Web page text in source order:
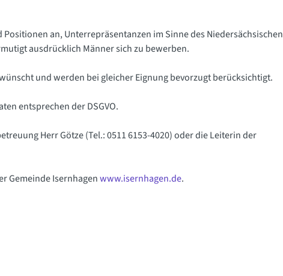
an, Unterrepräsentanzen im Sinne des Niedersächsischen
ausdrücklich Männer sich zu bewerben.
und werden bei gleicher Eignung bevorzugt berücksichtigt.
entsprechen der DSGVO.
Herr Götze (Tel.: 0511 6153-4020) oder die Leiterin der
Gemeinde Isernhagenwww.isernhagen.de.